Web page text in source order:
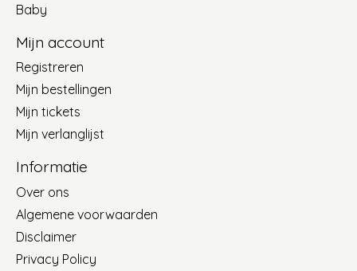
Baby
Mijn account
Registreren
Mijn bestellingen
Mijn tickets
Mijn verlanglijst
Informatie
Over ons
Algemene voorwaarden
Disclaimer
Privacy Policy